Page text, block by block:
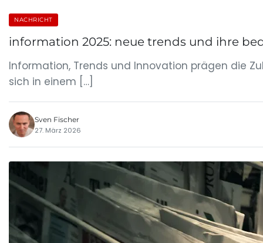
NACHRICHT
information 2025: neue trends und ihre
Information, Trends und Innovation prägen die
sich in einem […]
Sven Fischer
27. März 2026